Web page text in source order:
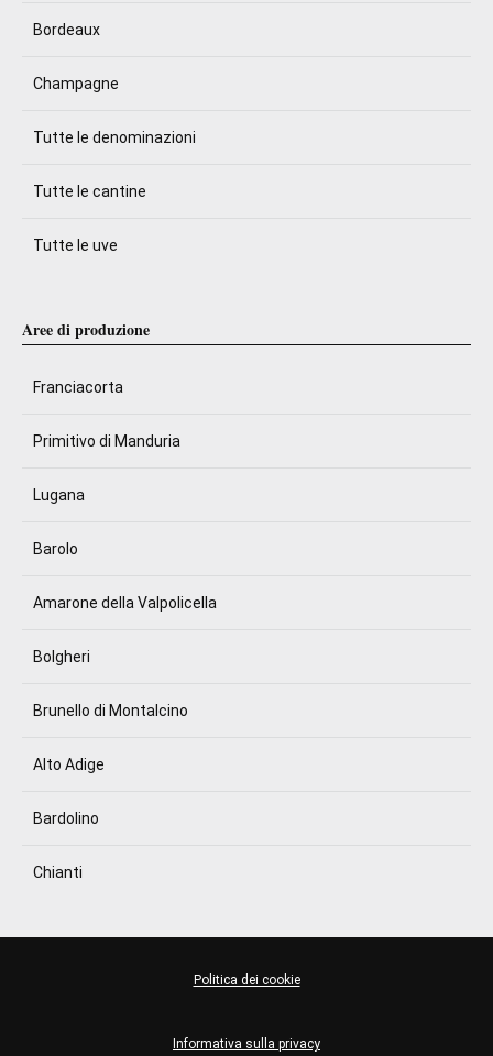
Bordeaux
Champagne
Tutte le denominazioni
Tutte le cantine
Tutte le uve
Aree di produzione
Franciacorta
Primitivo di Manduria
Lugana
Barolo
Amarone della Valpolicella
Bolgheri
Brunello di Montalcino
Alto Adige
Bardolino
Chianti
Informativa sulla privacy
Politica dei cookie